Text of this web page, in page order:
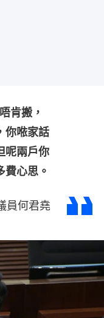
肯搬，
你𠵱家話
呢兩戶你
費心思。
員何君堯